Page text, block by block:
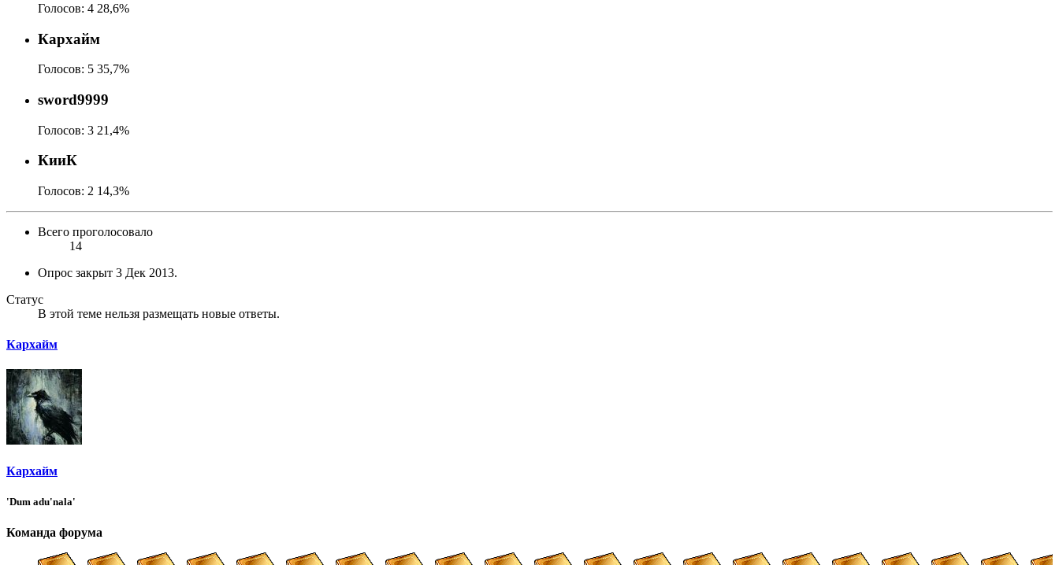
Голосов: 4 28,6%
Кархайм
Голосов: 5 35,7%
sword9999
Голосов: 3 21,4%
КииК
Голосов: 2 14,3%
Всего проголосовало
14
Опрос закрыт 3 Дек 2013.
Статус
В этой теме нельзя размещать новые ответы.
Кархайм
Кархайм
'Dum adu'nala'
Команда форума